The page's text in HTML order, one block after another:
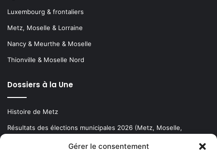
Gérer le consentement
Luxembourg & frontaliers
Metz, Moselle & Lorraine
Nancy & Meurthe & Moselle
Thionville & Moselle Nord
Dossiers à la Une
Histoire de Metz
Résultats des élections municipales 2026 (Metz, Moselle,